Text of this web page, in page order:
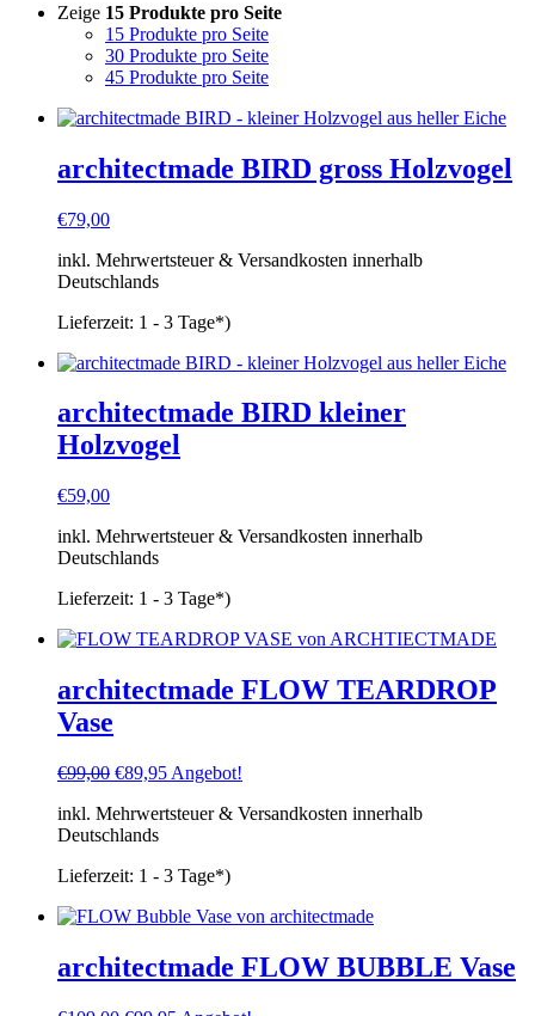
Zeige 15 Produkte pro Seite
15 Produkte pro Seite
30 Produkte pro Seite
45 Produkte pro Seite
architectmade BIRD gross Holzvogel
€79,00
inkl. Mehrwertsteuer & Versandkosten innerhalb
Deutschlands
Lieferzeit: 1 - 3 Tage*)
architectmade BIRD kleiner
Holzvogel
€59,00
inkl. Mehrwertsteuer & Versandkosten innerhalb
Deutschlands
Lieferzeit: 1 - 3 Tage*)
architectmade FLOW TEARDROP
Vase
€99,00 Ursprünglicher
war:
€99,00
€89,95Aktueller
ist:
Angebot!
inkl. Mehrwertsteuer & Versandkosten innerhalb
Deutschlands
Lieferzeit: 1 - 3 Tage*)
architectmade FLOW BUBBLE Vase